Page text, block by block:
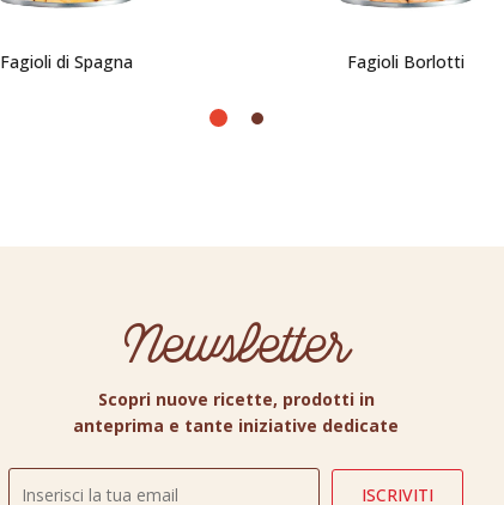
Fagioli di Spagna Fagioli Borlotti
Newsletter
Scopri nuove ricette, prodotti in
anteprima e tante iniziative dedicate